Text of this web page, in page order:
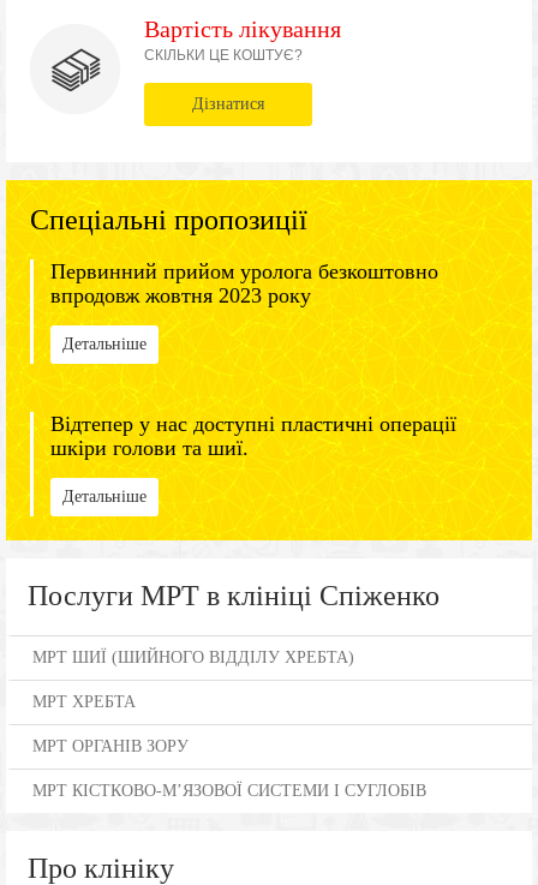
Вартість лікування
СКІЛЬКИ ЦЕ КОШТУЄ?
Дізнатися
Спеціальні пропозиції
Первинний прийом уролога безкоштовно
впродовж жовтня 2023 року
Детальніше
Відтепер у нас доступні пластичні операції
шкіри голови та шиї.
Детальніше
Послуги МРТ в клініці Спіженко
МРТ ШИЇ (ШИЙНОГО ВІДДІЛУ ХРЕБТА)
МРТ ХРЕБТА
МРТ ОРГАНІВ ЗОРУ
МРТ КІСТКОВО-М’ЯЗОВОЇ СИСТЕМИ І СУГЛОБІВ
Про клініку